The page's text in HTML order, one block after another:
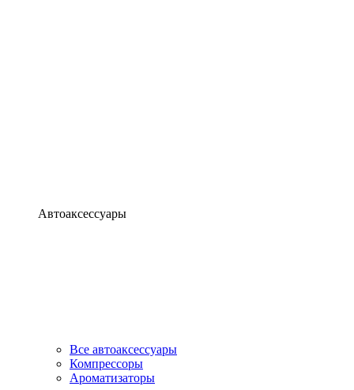
Автоаксессуары
Все автоаксессуары
Компрессоры
Ароматизаторы